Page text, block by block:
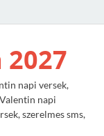
napi versek,
napi
szerelmes sms,